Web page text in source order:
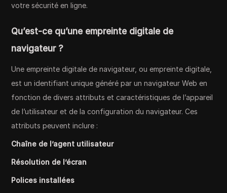
votre sécurité en ligne.
Qu’est-ce qu’une empreinte digitale de
navigateur ?
Une empreinte digitale de navigateur, ou empreinte digitale,
est un identifiant unique généré par un navigateur Web en
fonction de divers attributs et caractéristiques de l’appareil
de l’utilisateur et de la configuration du navigateur. Ces
attributs peuvent inclure :
Chaîne de l’agent utilisateur
Résolution de l’écran
Polices installées